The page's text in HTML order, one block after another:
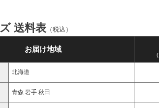
送料表 （税込）
お届け地域
北海道
青森 岩手 秋田